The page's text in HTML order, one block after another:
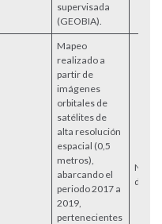
supervisada
(GEOBIA).
Mapeo
realizado a
partir de
imágenes
orbitales de
satélites de
alta resolución
espacial (0,5
metros),
abarcando el
periodo 2017 a
2019,
pertenecientes
No